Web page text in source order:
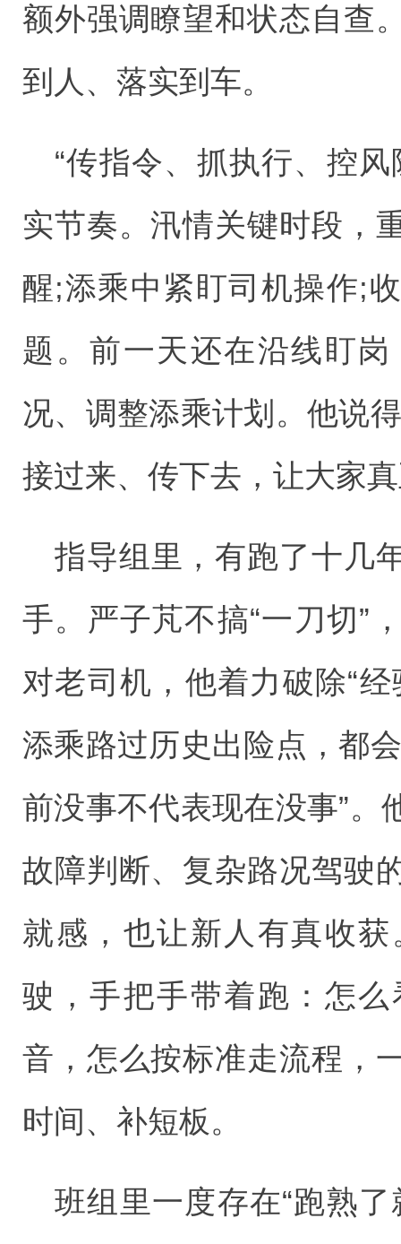
额外强调瞭望和状态自查
到人、落实到车。
“传指令、抓执行、控
实节奏。汛情关键时段，
醒;添乘中紧盯司机操作;
题。前一天还在沿线盯
况、调整添乘计划。他说
接过来、传下去，让大家
指导组里，有跑了十几
手。严子芃不搞“一刀切”
对老司机，他着力破除“
添乘路过历史出险点，都
前没事不代表现在没事”。
故障判断、复杂路况驾驶
就感，也让新人有真收
驶，手把手带着跑：怎
音，怎么按标准走流程，
时间、补短板。
班组里一度存在“跑熟